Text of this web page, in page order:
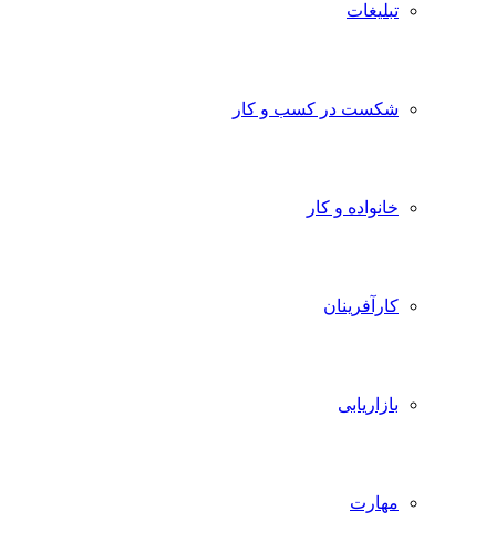
تبلیغات
شکست در کسب و کار
خانواده و کار
کارآفرینان
بازاریابی
مهارت